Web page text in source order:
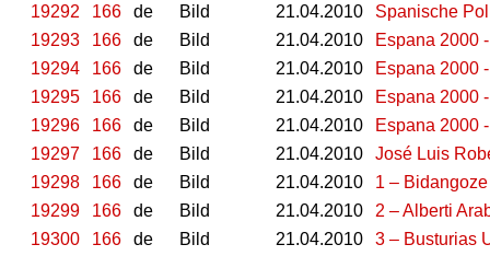
19292
166 de Bild 21.04.2010
Spanische
19293
166 de Bild 21.04.2010
Espana 2000
19294
166 de Bild 21.04.2010
Espana 2000
19295
166 de Bild 21.04.2010
Espana 2000
19296
166 de Bild 21.04.2010
Espana 2000
19297
166 de Bild 21.04.2010
José Luis
19298
166 de Bild 21.04.2010
1 –
19299
166 de Bild 21.04.2010
2 – Alberti
19300
166 de Bild 21.04.2010
3 – Busturias